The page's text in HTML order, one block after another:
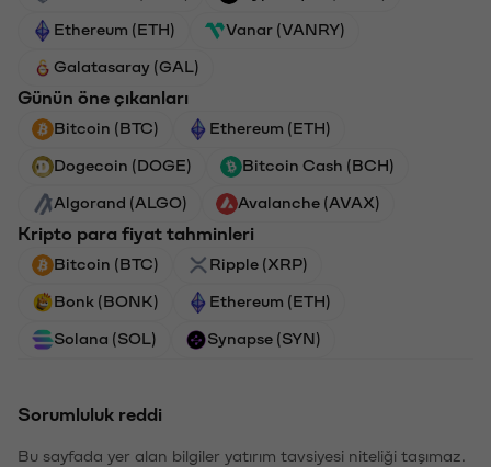
Ethereum (ETH) Vanar (VANRY)
Galatasaray (GAL)
Günün öne çıkanları
Bitcoin (BTC) Ethereum (ETH)
Dogecoin (DOGE) Bitcoin Cash (BCH)
Algorand (ALGO) Avalanche (AVAX)
Kripto para fiyat tahminleri
Bitcoin (BTC) Ripple (XRP)
Bonk (BONK) Ethereum (ETH)
Solana (SOL) Synapse (SYN)
Sorumluluk reddi
Bu sayfada yer alan bilgiler yatırım tavsiyesi niteliği taşımaz.